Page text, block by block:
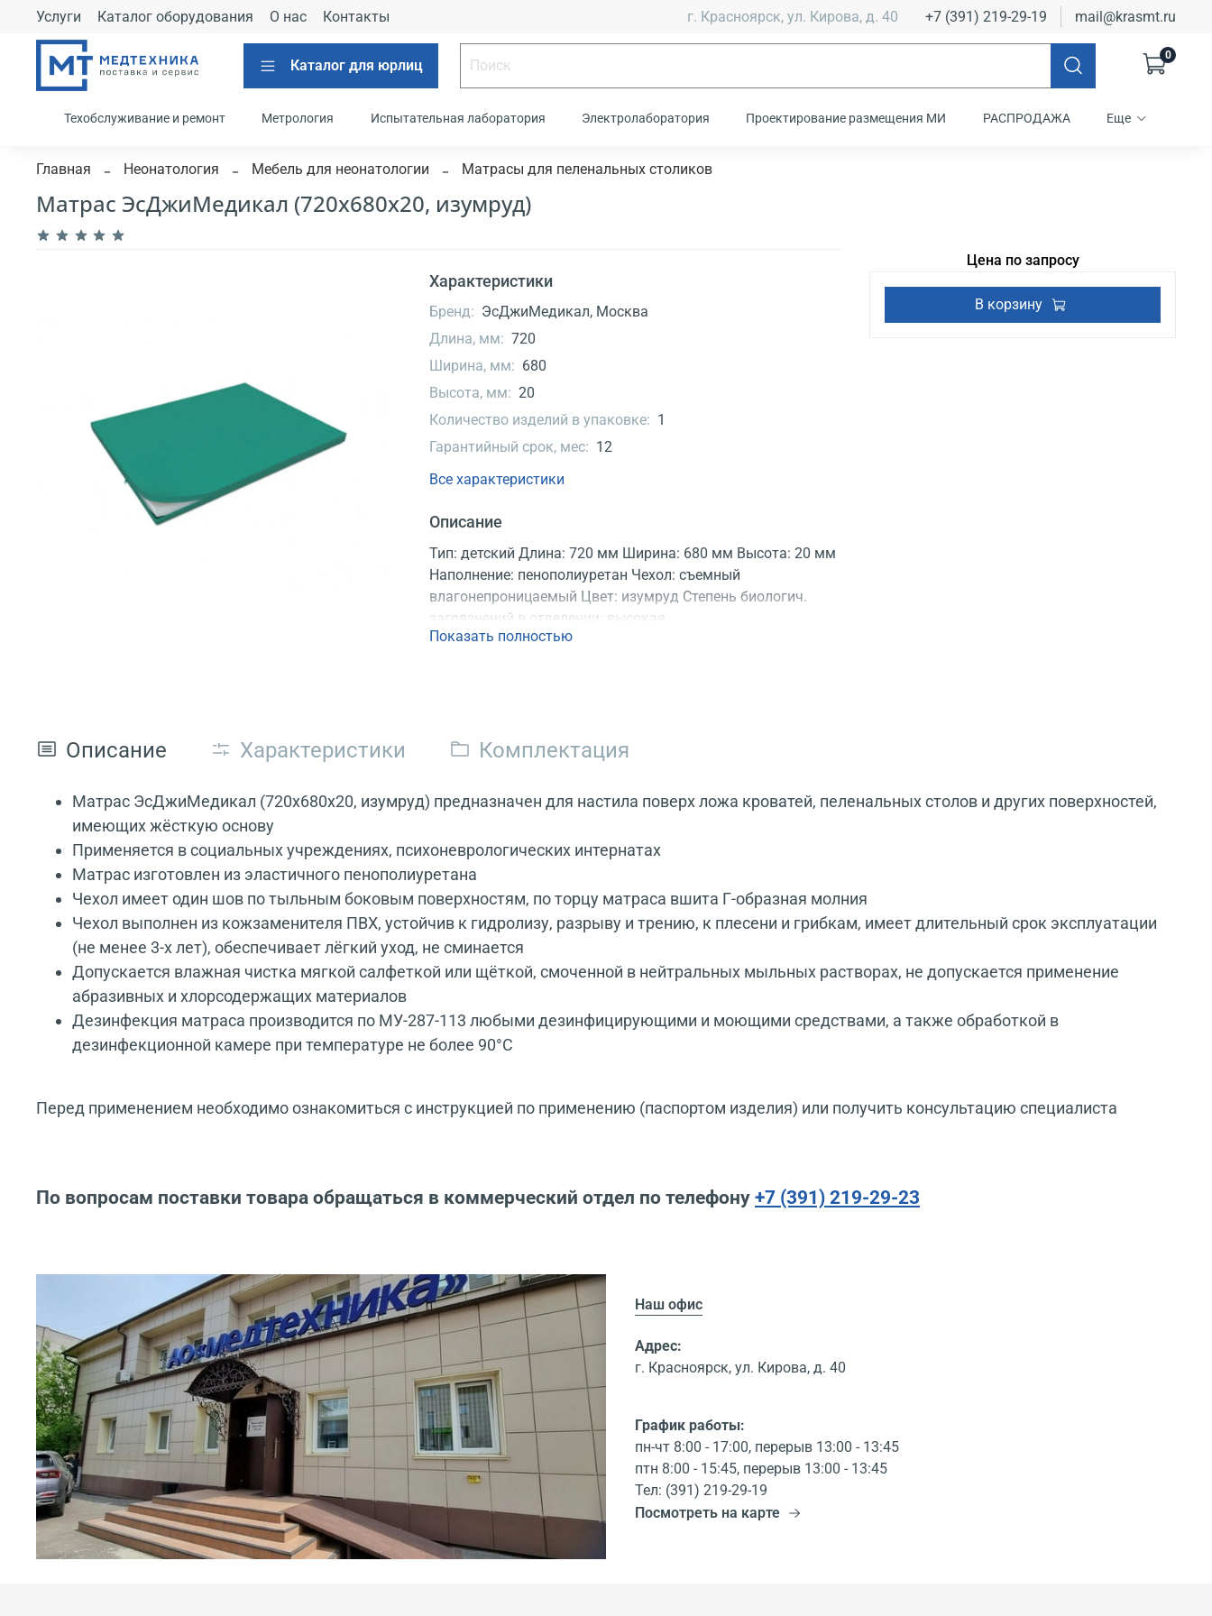
Услуги Каталог оборудования О нас Контакты г. Красноярск, ул. Кирова, д. 40 +7 (391) 219-29-19 mail@krasmt.ru
Каталог для юрлиц
0
Техобслуживание и ремонт Метрология Испытательная лаборатория Электролаборатория Проектирование размещения МИ РАСПРОДАЖА Еще
Главная Неонатология Мебель для неонатологии Матрасы для пеленальных столиков
Матрас ЭсДжиМедикал (720x680x20, изумруд)
Характеристики
Бренд: ЭсДжиМедикал, Москва
Длина, мм: 720
Ширина, мм: 680
Высота, мм: 20
Количество изделий в упаковке: 1
Гарантийный срок, мес: 12
Все характеристики
Описание
Тип: детский Длина: 720 мм Ширина: 680 мм Высота: 20 мм
Наполнение: пенополиуретан Чехол: съемный
влагонепроницаемый Цвет: изумруд Степень биологич.
загрязнений в отделении: высокая
Показать полностью
Цена по запросу
В корзину
Описание Характеристики Комплектация
Матрас ЭсДжиМедикал (720x680x20, изумруд) предназначен для настила поверх ложа кроватей, пеленальных столов и других поверхностей,
имеющих жёсткую основу
Применяется в социальных учреждениях, психоневрологических интернатах
Матрас изготовлен из эластичного пенополиуретана
Чехол имеет один шов по тыльным боковым поверхностям, по торцу матраса вшита Г-образная молния
Чехол выполнен из кожзаменителя ПВХ, устойчив к гидролизу, разрыву и трению, к плесени и грибкам, имеет длительный срок эксплуатации
(не менее 3-х лет), обеспечивает лёгкий уход, не сминается
Допускается влажная чистка мягкой салфеткой или щёткой, смоченной в нейтральных мыльных растворах, не допускается применение
абразивных и хлорсодержащих материалов
Дезинфекция матраса производится по МУ-287-113 любыми дезинфицирующими и моющими средствами, а также обработкой в
дезинфекционной камере при температуре не более 90°C
Перед применением необходимо ознакомиться с инструкцией по применению (паспортом изделия) или получить консультацию специалиста
По вопросам поставки товара обращаться в коммерческий отдел по телефону +7 (391) 219-29-23
Наш офис
Адрес:
г. Красноярск, ул. Кирова, д. 40
График работы:
пн-чт 8:00 - 17:00, перерыв 13:00 - 13:45
птн 8:00 - 15:45, перерыв 13:00 - 13:45
Тел: (391) 219-29-19
Посмотреть на карте